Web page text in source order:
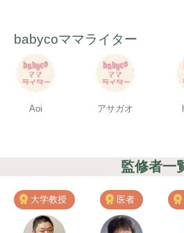
babycoママライター
Aoi アサガオ
監修者一
大学教授 医者